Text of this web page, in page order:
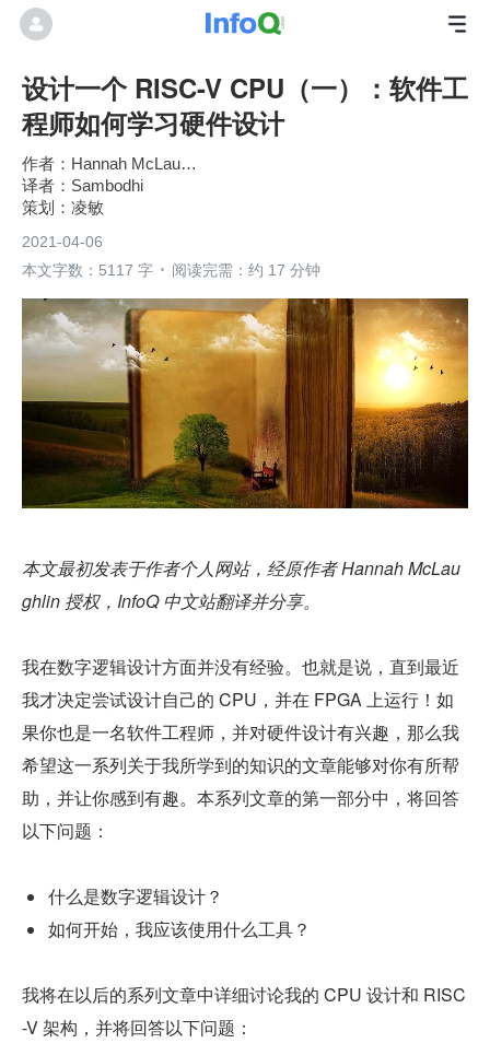
设计一个 RISC-V CPU（一）：软件工
程师如何学习硬件设计
Hannah McLaughlin
Sambodhi
凌敏
2021-04-06
本文字数：5117 字
阅读完需：约 17 分钟
本文最初发表于作者个人网站，经原作者 Hannah McLau
ghlin 授权，InfoQ 中文站翻译并分享。
我在数字逻辑设计方面并没有经验。也就是说，直到最近
我才决定尝试设计自己的 CPU，并在 FPGA 上运行！如
果你也是一名软件工程师，并对硬件设计有兴趣，那么我
希望这一系列关于我所学到的知识的文章能够对你有所帮
助，并让你感到有趣。本系列文章的第一部分中，将回答
以下问题：
什么是数字逻辑设计？
如何开始，我应该使用什么工具？
我将在以后的系列文章中详细讨论我的 CPU 设计和 RISC
-V 架构，并将回答以下问题：